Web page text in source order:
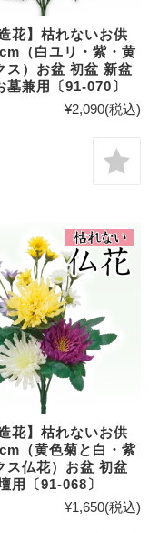
花】枯れないお供
（白ユリ・紫・黄
ス）お盆 初盆 新盆
墓兼用〔91-070〕
¥2,090(税込)
花】枯れないお供
（黄色菊と白・紫
ス仏花）お盆 初盆
用〔91-068〕
¥1,650(税込)